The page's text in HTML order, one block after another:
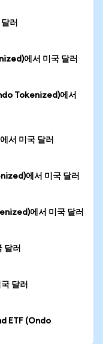
러
에서 미국 달러
Tokenized)에서
서 미국 달러
에서 미국 달러
에서 미국 달러
달러
달러
ETF (Ondo